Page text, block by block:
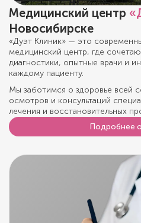
Медицинский центр
Новосибирске
«Дуэт Клиник» — это
медицинский центр, где
диагностики, опытные врачи и
каждому пациенту.
Мы заботимся о здоровье всей
осмотров и консультаций
лечения и восстановительных
Подробнее